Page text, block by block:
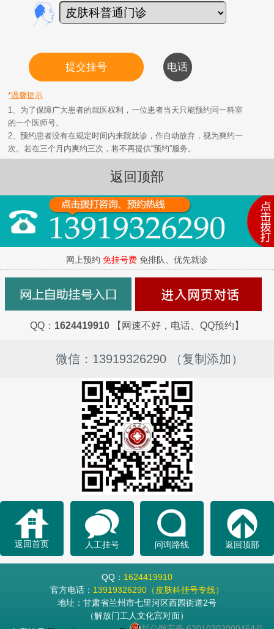
*温馨提示
1、为了保障广大患者的就医权利，一位患者当天只能预约同一科室
的一个医师号。
2、预约患者没有在规定时间内来院就诊，作自动放弃，视为爽约一
次。若在三个月内爽约三次，将不再提供“预约”服务。
返回顶部
网上预约 免挂号费 免排队、优先就诊
QQ： 1624419910 【网速不好，电话、QQ预约】
微信：13919326290 （复制添加）
返回首页 人工挂号 问询路线 返回顶部
QQ： 1624419910
官方电话： 13919326290（皮肤科挂号专线）
地址：甘肃省兰州市七里河区西园街道2号
（解放门工人文化宫对面）